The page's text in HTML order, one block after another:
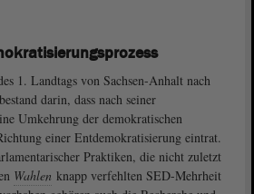
1. Landtags von Sachsen-Anhalt nach
darin, dass nach seiner
Umkehrung der demokratischen
einer Entdemokratisierung eintrat.
Praktiken, die nicht zuletzt
Wahlen knapp verfehlten SED-Mehrheit